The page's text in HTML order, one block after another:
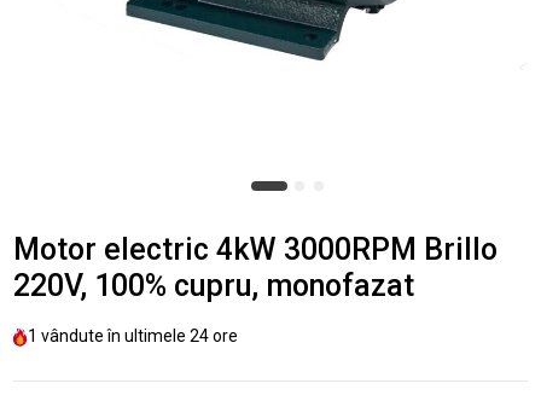
Motor electric 4kW 3000RPM Brillo
220V, 100% cupru, monofazat
1 vândute în ultimele 24 ore